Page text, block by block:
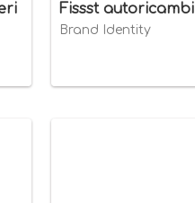
Fissst autoricambi
Brand Identity